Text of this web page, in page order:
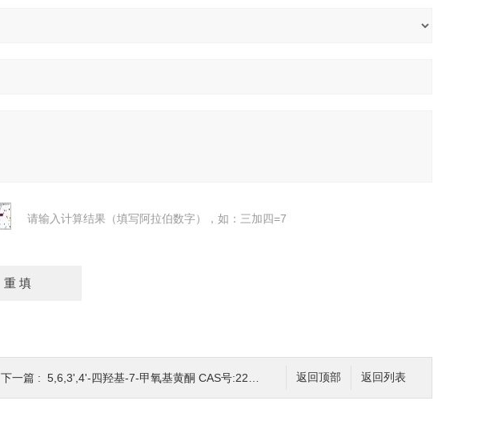
请输入计算结果（填写阿拉伯数字），如：三加四=7
返回列表
返回顶部
下一篇 : 5,6,3',4'-四羟基-7-甲氧基黄酮 CAS号:22384-63-0 HPLC98%